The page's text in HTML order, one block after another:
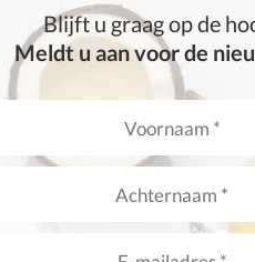
Blijft u graag op de
Meldt u aan voor de